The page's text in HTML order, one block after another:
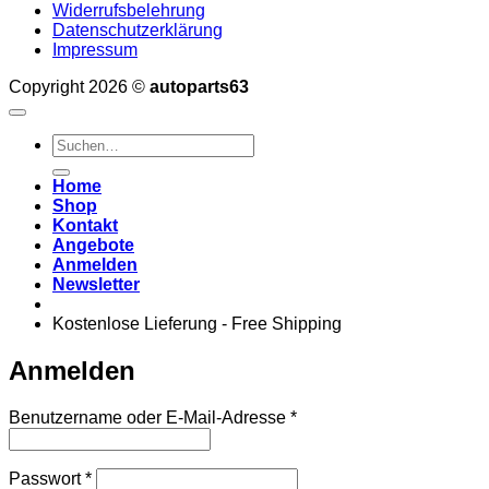
Widerrufsbelehrung
Datenschutzerklärung
Impressum
Copyright 2026 © autoparts63
Suchen
nach:
Home
Shop
Kontakt
Angebote
Anmelden
Newsletter
Kostenlose Lieferung - Free Shipping
Anmelden
Benutzername oder E-Mail-Adresse *Erforderlich
Passwort*Erforderlich